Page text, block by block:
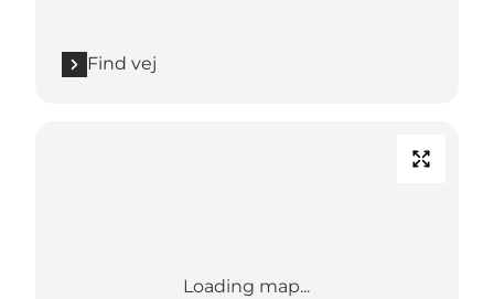
Find vej
Loading map...